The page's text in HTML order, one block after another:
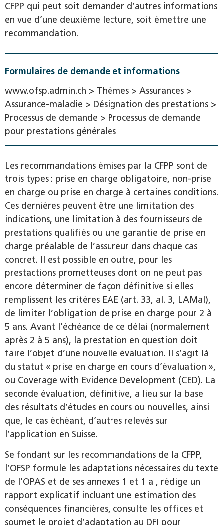
CFPP qui peut soit demander d’autres informations
en vue d’une deuxième lecture, soit émettre une
recommandation.
Formulaires de demande et informations
www.ofsp.admin.ch > Thèmes > Assurances >
Assurance-maladie > Désignation des prestations >
Processus de demande > Processus de demande
pour prestations générales
Les recommandations émises par la CFPP sont de
trois types : prise en charge obligatoire, non-prise
en charge ou prise en charge à certaines conditions.
Ces dernières peuvent être une limitation des
indications, une limitation à des fournisseurs de
prestations qualifiés ou une garantie de prise en
charge préalable de l’assureur dans chaque cas
concret. Il est possible en outre, pour les
prestactions prometteuses dont on ne peut pas
encore déterminer de façon définitive si elles
remplissent les critères EAE (art. 33, al. 3, LAMal),
de limiter l’obligation de prise en charge pour 2 à
5 ans. Avant l’échéance de ce délai (normalement
après 2 à 5 ans), la prestation en question doit
faire l’objet d’une nouvelle évaluation. Il s’agit là
du statut « prise en charge en cours d’évaluation »,
ou Coverage with Evidence Development (CED). La
seconde évaluation, définitive, a lieu sur la base
des résultats d’études en cours ou nouvelles, ainsi
que, le cas échéant, d’autres relevés sur
l’application en Suisse.
Se fondant sur les recommandations de la CFPP,
l’OFSP formule les adaptations nécessaires du texte
de l’OPAS et de ses annexes 1 et 1 a , rédige un
rapport explicatif incluant une estimation des
conséquences financières, consulte les offices et
soumet le projet d’adaptation au DFI pour